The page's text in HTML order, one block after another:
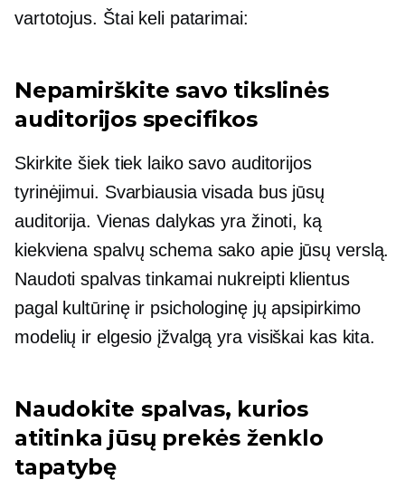
vartotojus. Štai keli patarimai:
Nepamirškite savo tikslinės
auditorijos specifikos
Skirkite šiek tiek laiko savo auditorijos
tyrinėjimui. Svarbiausia visada bus jūsų
auditorija. Vienas dalykas yra žinoti, ką
kiekviena spalvų schema sako apie jūsų verslą.
Naudoti spalvas tinkamai nukreipti klientus
pagal kultūrinę ir psichologinę jų apsipirkimo
modelių ir elgesio įžvalgą yra visiškai kas kita.
Naudokite spalvas, kurios
atitinka jūsų prekės ženklo
tapatybę